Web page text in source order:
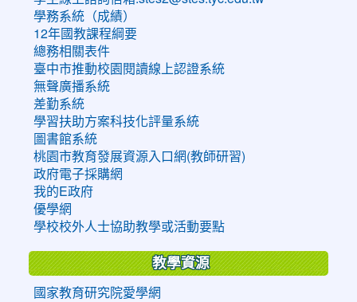
學務系統（成績）
12年國教課程綱要
總務相關表件
臺中市推動校園閱讀線上認證系統
無聲廣播系統
差勤系統
學習扶助方案科技化評量系統
圖書館系統
桃園市教育發展資源入口網(教師研習)
政府電子採購網
我的E政府
優學網
學校校外人士協助教學或活動要點
教學資源
國家教育研究院愛學網